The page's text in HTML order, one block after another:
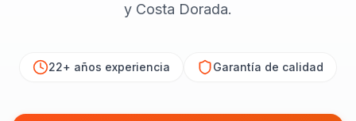
y Costa Dorada.
22+ años experiencia Garantía de calidad